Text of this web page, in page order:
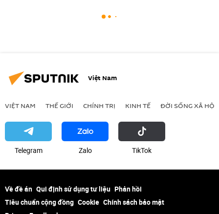
Việt Nam
VIỆT NAM THẾ GIỚI CHÍNH TRỊ KINH TẾ ĐỜI SỐNG XÃ HỘI
Telegram Zalo ТikТоk
Về đề án Qui định sử dụng tư liệu Phản hồi
Tiêu chuẩn cộng đồng Cookie Chính sách bảo mật